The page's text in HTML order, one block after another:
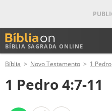
BÍBLIA SAGRADA ONLINE
ANTIGO TESTAMENTO
NOVO TESTAMENTO
Bíblia Novo Testamento 1 Pedro
1 Pedro 4:7-11